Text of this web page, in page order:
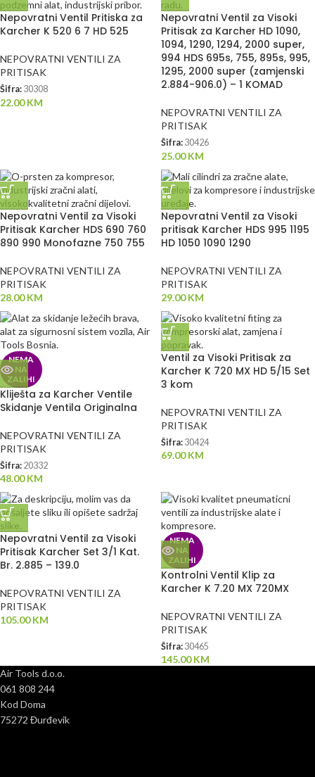
Nepovratni Ventil Pritiska za
Karcher K 520 6 7 HD 525
NEPOVRATNI VENTILI ZA
PRITISAK
Šifra: 30308
22.00KM
Nepovratni Ventil za Visoki
Pritisak za Karcher HD 1090,
1094, 1290, 1294, 2000 super,
994 HDS 695s, 755, 895s, 995,
1295, 2000 super (zamjenski
2.884-906.0) – 1 KOMAD
NEPOVRATNI VENTILI ZA
PRITISAK
Šifra: 30426
25.00KM
Nepovratni Ventil za Visoki
Pritisak Karcher HDS 690 760
890 990 Monofazne 750 755
NEPOVRATNI VENTILI ZA
PRITISAK
28.00KM
Nepovratni Ventil za Visoki
pritisak Karcher HDS 995 1195
HD 1050 1090 1290
NEPOVRATNI VENTILI ZA
PRITISAK
29.00KM
NEMA
NA
ZALIHI
Kliješta za Karcher Ventile
Skidanje Ventila Originalna
NEPOVRATNI VENTILI ZA
PRITISAK
Šifra: 20332
48.00KM
Ventil za Visoki Pritisak za
Karcher K 720 MX HD 5/15 Set
3 kom
NEPOVRATNI VENTILI ZA
PRITISAK
Šifra: 30424
69.00KM
Nepovratni Ventil za Visoki
Pritisak Karcher Set 3/1 Kat.
Br. 2.885 – 139.0
NEPOVRATNI VENTILI ZA
PRITISAK
105.00KM
NEMA
NA
ZALIHI
Kontrolni Ventil Klip za
Karcher K 7.20 MX 720MX
NEPOVRATNI VENTILI ZA
PRITISAK
Šifra: 30465
145.00KM
Air Tools d.o.o.
061 808 244
Kod Doma
75272 Đurđevik